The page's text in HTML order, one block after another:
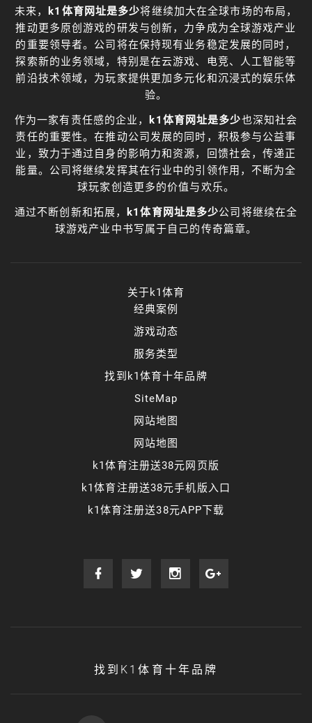
未来，
k1体育网址是多少将继续加大在全球市场的布局，
推动更多原创游戏的研发与创新，力争成为全球游戏产业
的重要领导者。公司将在保持现有业务稳定发展的同时，
探索新的业务领域，特别是在云游戏、电竞、人工智能等
前沿技术领域，为玩家提供更加多元化和沉浸式的娱乐体
验。
作为一家有责任感的企业，
k1体育网址是多少也深知社会
责任的重要性。在推动公司发展的同时，积极参与公益事
业，致力于通过自身的影响力和资源，回馈社会，传递正
能量。公司将继续发挥其在行业中的引领作用，不断为全
球玩家创造更多的价值与欢乐。
通过不断创新和拓展，
k1体育网址是多少公司将继续在全
球游戏产业中书写属于自己的传奇篇章。
关于k1体育
经典案例
游戏动态
服务类型
找到k1体育十年品牌
SiteMap
网站地图
网站地图
k1体育注册送38元网页版
k1体育注册送38元手机版入口
k1体育注册送38元APP下载
找到K1体育十年品牌